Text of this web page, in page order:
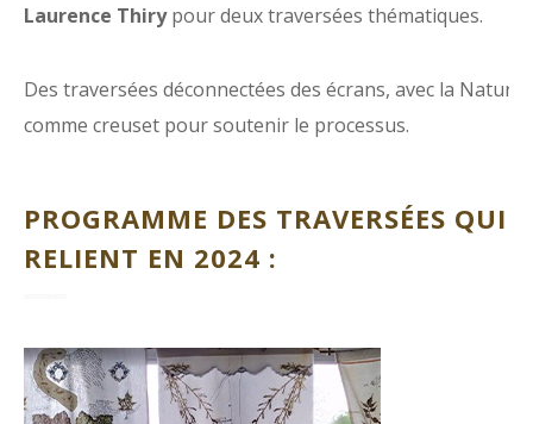
Laurence Thirypour deux traversées thématiques.
Des traversées déconnectées des écrans, avec la Nature
comme creuset pour soutenir le processus.
PROGRAMME DES TRAVERSÉES QUI
RELIENT EN 2024 :